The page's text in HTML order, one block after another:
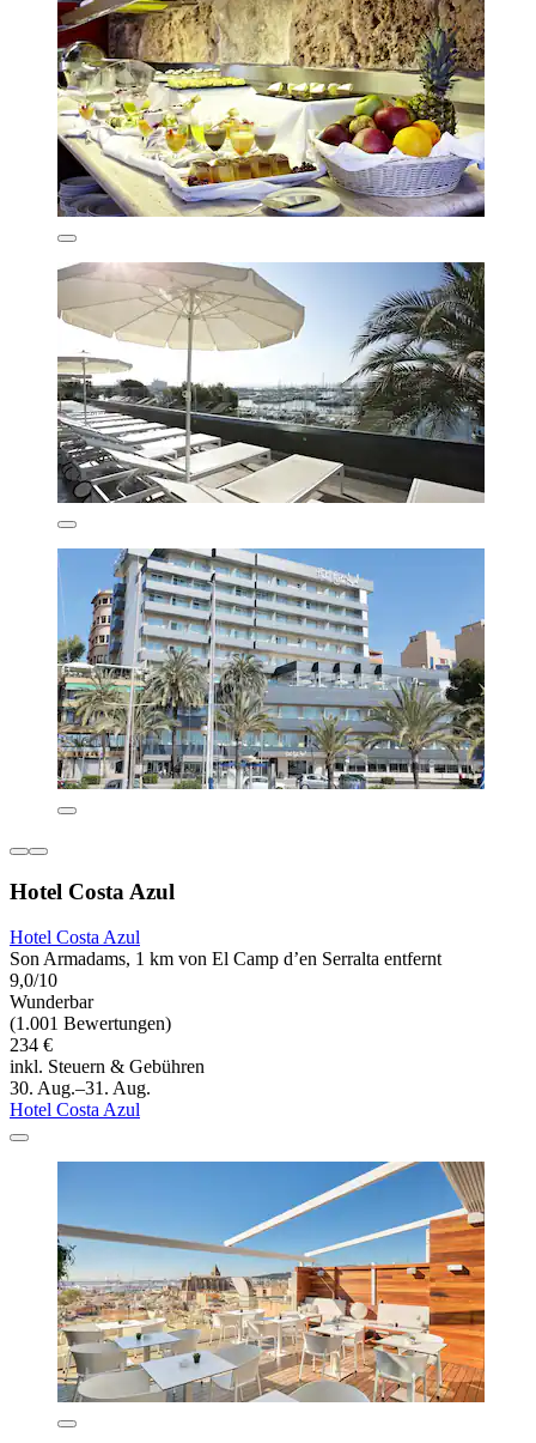
Hotel Costa Azul
Hotel Costa Azul
Son Armadams, 1 km von El Camp d’en Serralta entfernt
9,0/10
Wunderbar
(1.001 Bewertungen)
234 €
inkl. Steuern & Gebühren
30. Aug.–31. Aug.
Hotel Costa Azul